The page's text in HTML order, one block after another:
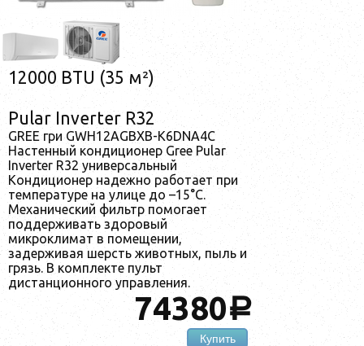
12000 BTU (35 м²)
Pular Inverter R32
GREE гри GWH12AGBXB-K6DNA4C
Настенный кондиционер Gree Pular
Inverter R32 универсальный
Кондиционер надежно работает при
температуре на улице до –15°С.
Механический фильтр помогает
поддерживать здоровый
микроклимат в помещении,
задерживая шерсть животных, пыль и
грязь. В комплекте пульт
дистанционного управления.
74380a
Купить